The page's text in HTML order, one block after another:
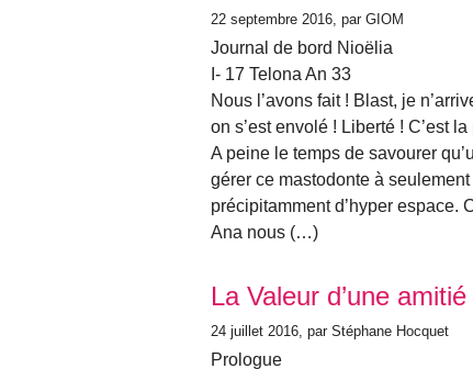
22 septembre 2016 , par GIOM
Journal de bord Nioëlia
I- 17 Telona An 33
Nous l’avons fait ! Blast, je
on s’est envolé ! Liberté ! C’est
A peine le temps de savourer
gérer ce mastodonte à
précipitamment d’hyper espace.
Ana nous (…)
La Valeur d’une amitié
24 juillet 2016 , par Stéphane Hocquet
Prologue